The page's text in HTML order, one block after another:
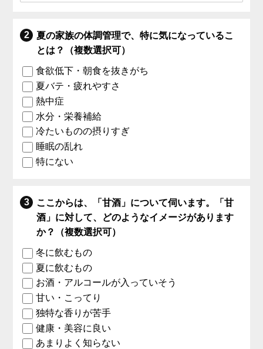
夏の家族の体調管理で、特に気になっているこ
とは？（複数選択可）
食欲低下・朝食を抜きがち
夏バテ・疲れやすさ
熱中症
水分・栄養補給
冷たいものの摂りすぎ
睡眠の乱れ
特にない
ここからは、「甘酒」について伺います。「甘
酒」に対して、どのようなイメージがあります
か？（複数選択可）
冬に飲むもの
夏に飲むもの
お酒・アルコールが入っていそう
甘い・こってり
独特な香りが苦手
健康・美容に良い
あまりよく知らない